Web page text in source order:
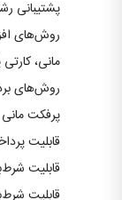
پشتیبانی
روش‌های
مانی، کارتی
پرفکت مانی
قابلیت
قابلیت
قابلیت